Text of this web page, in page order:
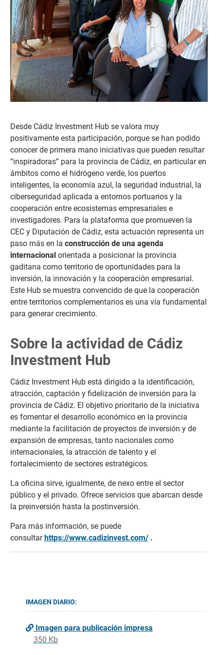
Desde Cádiz Investment Hub se valora muy
positivamente esta participación, porque se han podido
conocer de primera mano iniciativas que pueden resultar
“inspiradoras” para la provincia de Cádiz, en particular en
ámbitos como el hidrógeno verde, los puertos
inteligentes, la economía azul, la seguridad industrial, la
ciberseguridad aplicada a entornos portuarios y la
cooperación entre ecosistemas empresariales e
investigadores. Para la plataforma que promueven la
CEC y Diputación de Cádiz, esta actuación representa un
paso más en la construcción de una agenda
internacionalorientada a posicionar la provincia
gaditana como territorio de oportunidades para la
inversión, la innovación y la cooperación empresarial.
Este Hub se muestra convencido de que la cooperación
entre territorios complementarios es una vía fundamental
para generar crecimiento.
Sobre la actividad de Cádiz
Investment Hub
Cádiz Investment Hub está dirigido a la identificación,
atracción, captación y fidelización de inversión para la
provincia de Cádiz. El objetivo prioritario de la iniciativa
es fomentar el desarrollo económico en la provincia
mediante la facilitación de proyectos de inversión y de
expansión de empresas, tanto nacionales como
internacionales, la atracción de talento y el
fortalecimiento de sectores estratégicos.
La oficina sirve, igualmente, de nexo entre el sector
público y el privado. Ofrece servicios que abarcan desde
la preinversión hasta la postinversión.
Para más información, se puede
consultarhttps://www.cadizinvest.com/.
IMAGEN DIARIO:
Imagen para publicación impresa
350 Kb